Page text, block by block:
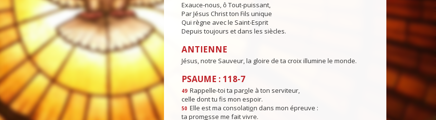
Exauce-nous, ô Tout-puissant,
Par Jésus Christ ton Fils unique
Qui règne avec le Saint-Esprit
Depuis toujours et dans les siècles.
ANTIENNE
Jésus, notre Sauveur, la gloire de ta croix illumine le monde.
PSAUME : 118-7
49 Rappelle-toi ta parole à ton serviteur,
celle dont tu fs mon espoir.
50 Elle est ma consolation dans mon épreuve :
ta promesse me fait vivre.